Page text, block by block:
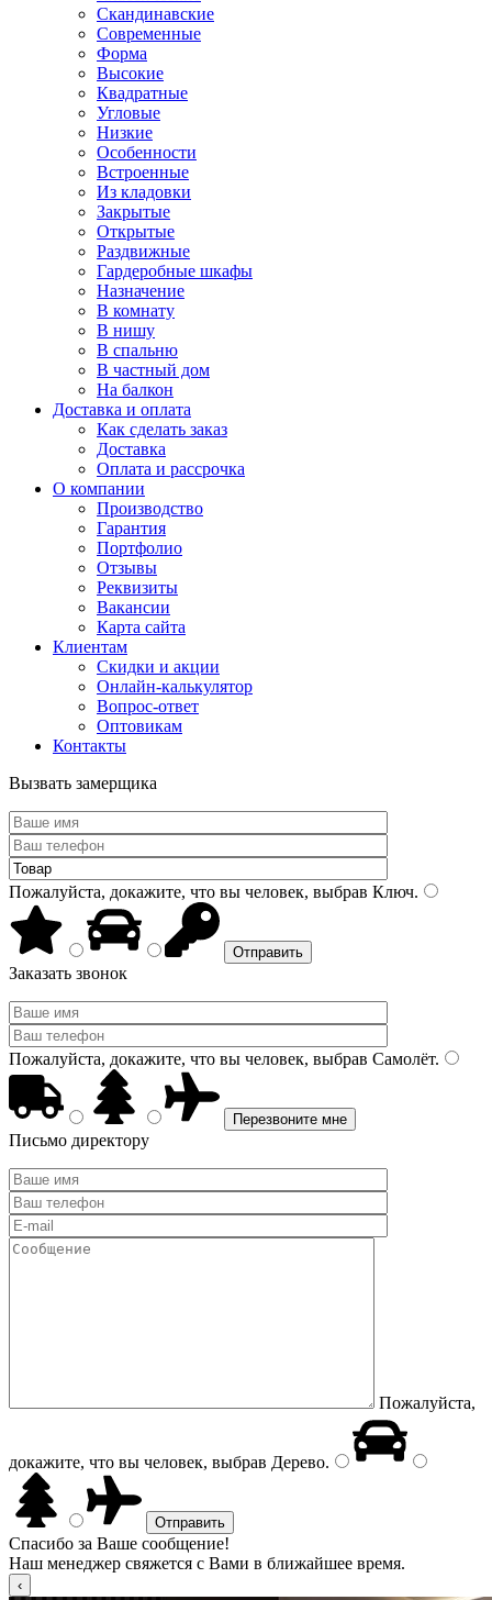
Скандинавские
Современные
Форма
Высокие
Квадратные
Угловые
Низкие
Особенности
Встроенные
Из кладовки
Закрытые
Открытые
Раздвижные
Гардеробные шкафы
Назначение
В комнату
В нишу
В спальню
В частный дом
На балкон
Доставка и оплата
Как сделать заказ
Доставка
Оплата и рассрочка
О компании
Производство
Гарантия
Портфолио
Отзывы
Реквизиты
Вакансии
Карта сайта
Клиентам
Скидки и акции
Онлайн-калькулятор
Вопрос-ответ
Оптовикам
Контакты
Вызвать замерщика
Пожалуйста, докажите, что вы человек, выбрав Ключ.
Заказать звонок
Пожалуйста, докажите, что вы человек, выбрав Самолёт.
Письмо директору
Пожалуйста,
докажите, что вы человек, выбрав Дерево.
Спасибо за Ваше сообщение!
Наш менеджер свяжется с Вами в ближайшее время.